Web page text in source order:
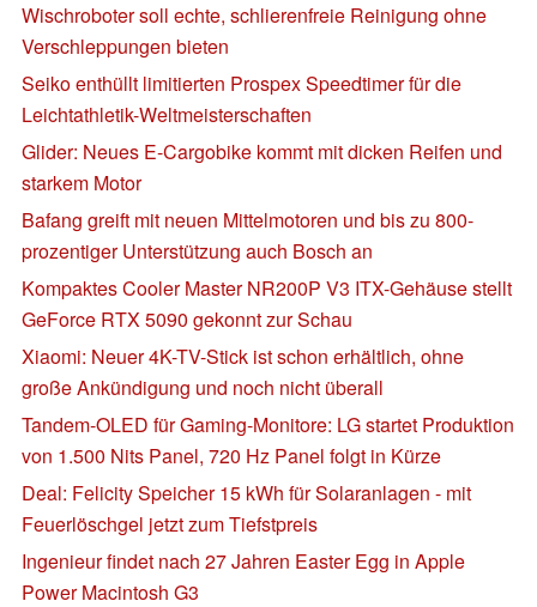
Wischroboter soll echte, schlierenfreie Reinigung ohne
Verschleppungen bieten
Seiko enthüllt limitierten Prospex Speedtimer für die
Leichtathletik-Weltmeisterschaften
Glider: Neues E-Cargobike kommt mit dicken Reifen und
starkem Motor
Bafang greift mit neuen Mittelmotoren und bis zu 800-
prozentiger Unterstützung auch Bosch an
Kompaktes Cooler Master NR200P V3 ITX-Gehäuse stellt
GeForce RTX 5090 gekonnt zur Schau
Xiaomi: Neuer 4K-TV-Stick ist schon erhältlich, ohne
große Ankündigung und noch nicht überall
Tandem-OLED für Gaming-Monitore: LG startet Produktion
von 1.500 Nits Panel, 720 Hz Panel folgt in Kürze
Deal: Felicity Speicher 15 kWh für Solaranlagen - mit
Feuerlöschgel jetzt zum Tiefstpreis
Ingenieur findet nach 27 Jahren Easter Egg in Apple
Power Macintosh G3